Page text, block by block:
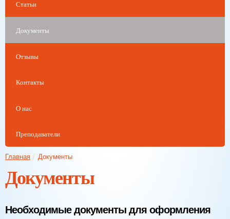
Статьи
Документы
Отзывы
Контакты
О нас
Преподаватели
Главная / Документы
Документы
Необходимые документы для оформления